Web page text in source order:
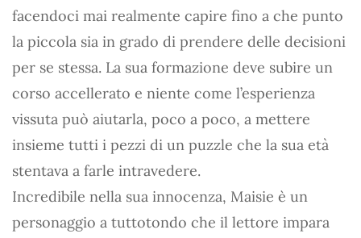
facendoci mai realmente capire fino a che punto
la piccola sia in grado di prendere delle decisioni
per se stessa. La sua formazione deve subire un
corso accellerato e niente come l’esperienza
vissuta può aiutarla, poco a poco, a mettere
insieme tutti i pezzi di un puzzle che la sua età
stentava a farle intravedere.
Incredibile nella sua innocenza, Maisie è un
personaggio a tuttotondo che il lettore impara